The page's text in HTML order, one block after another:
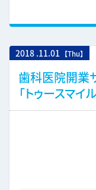
2018 .11.01 【Thu】
歯科医院開業
「トゥースマイ